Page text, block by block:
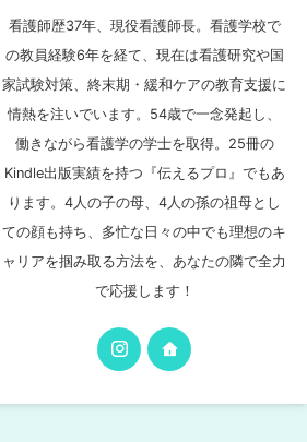
看護師歴37年、現役看護師長。看護学校で
の教員経験6年を経て、現在は看護研究や国
家試験対策、終末期・緩和ケアの教育支援に
情熱を注いでいます。54歳で一念発起し、
働きながら看護学の学士を取得。25冊の
Kindle出版実績を持つ『伝えるプロ』でもあ
ります。4人の子の母、4人の孫の祖母とし
ての顔も持ち、多忙な日々の中でも理想のキ
ャリアを掴み取る方法を、あなたの隣で全力
で応援します！